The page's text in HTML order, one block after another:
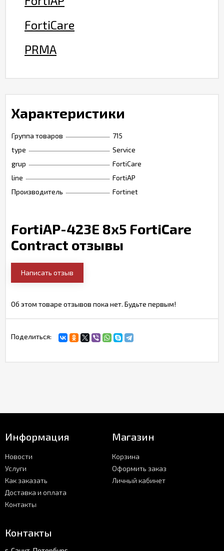
FortiCare
PRMA
Характеристики
Группа товаров
715
type
Service
grup
FortiCare
line
FortiAP
Производитель
Fortinet
FortiAP-423E 8x5 FortiCare
Contract отзывы
Написать отзыв
Об этом товаре отзывов пока нет. Будьте первым!
Поделиться:
Информация
Новости
Услуги
Как заказать
Доставка и оплата
Контакты
Магазин
Корзина
Оформить заказ
Личный кабинет
Контакты